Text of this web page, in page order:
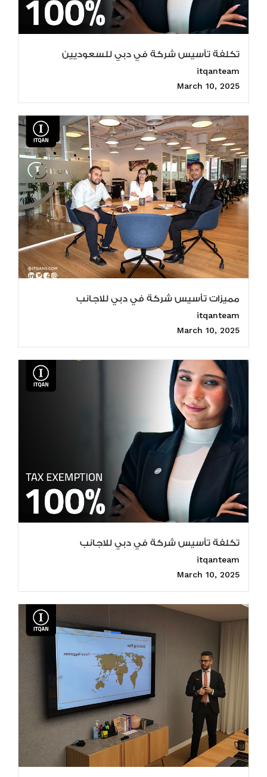
تكلفة تأسيس شركة في دبي للسعوديين
itqanteam
March 10, 2025
مميزات تأسيس شركة في دبي للاجانب
itqanteam
March 10, 2025
تكلفة تأسيس شركة في دبي للاجانب
itqanteam
March 10, 2025